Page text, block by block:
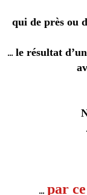
qui de près ou
… le résultat
… par